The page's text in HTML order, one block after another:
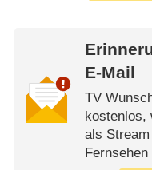
E-Mail
TV
kostenlos,
als
Fernsehen